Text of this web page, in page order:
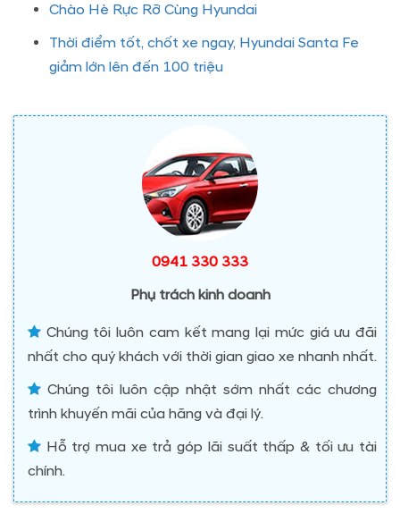
Chào Hè Rực Rỡ Cùng Hyundai
Thời điểm tốt, chốt xe ngay, Hyundai Santa Fe
giảm lớn lên đến 100 triệu
0941 330 333
Phụ trách kinh doanh
Chúng tôi luôn cam kết mang lại mức giá ưu đãi
nhất cho quý khách với thời gian giao xe nhanh nhất.
Chúng tôi luôn cập nhật sớm nhất các chương
trình khuyến mãi của hãng và đại lý.
Hỗ trợ mua xe trả góp lãi suất thấp & tối ưu tài
chính.